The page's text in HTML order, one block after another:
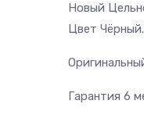
Новый
Цвет Чёрный.
Гарантия 6